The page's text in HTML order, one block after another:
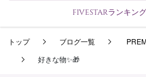
FIVESTARランキング
予約方
サロンラン
トップ ブログ一覧
好きな物✨🎁